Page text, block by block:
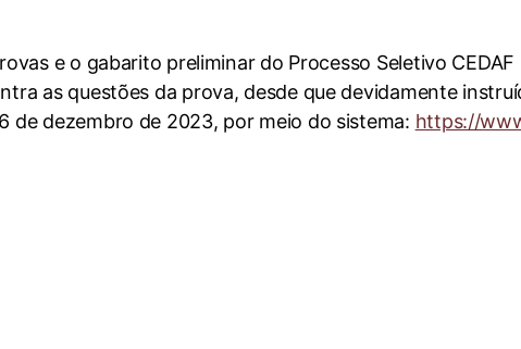
e o gabarito preliminar do Processo Seletivo CEDAF
as questões da prova, desde que devidamente
de dezembro de 2023, por meio do sistema: https://